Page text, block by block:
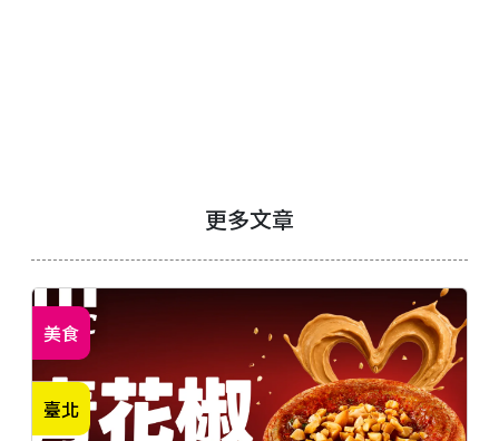
更多文章
美食
臺北